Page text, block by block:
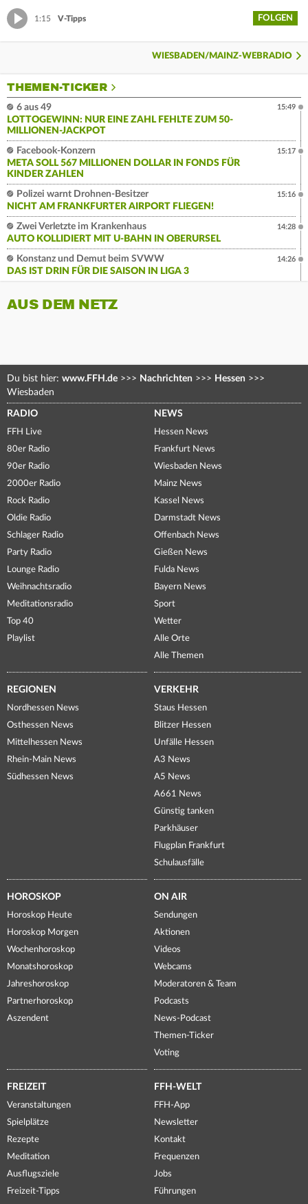
1:15 V-Tipps FOLGEN
WIESBADEN/MAINZ-WEBRADIO
THEMEN-TICKER
6 aus 49
LOTTOGEWINN: NUR EINE ZAHL FEHLTE ZUM 50-
MILLIONEN-JACKPOT
15:49
Facebook-Konzern
META SOLL 567 MILLIONEN DOLLAR IN FONDS FÜR
KINDER ZAHLEN
15:17
Polizei warnt Drohnen-Besitzer
NICHT AM FRANKFURTER AIRPORT FLIEGEN!
15:16
Zwei Verletzte im Krankenhaus
AUTO KOLLIDIERT MIT U-BAHN IN OBERURSEL
14:28
Konstanz und Demut beim SVWW
DAS IST DRIN FÜR DIE SAISON IN LIGA 3
14:26
AUS DEM NETZ
Du bist hier: www.FFH.de >>> Nachrichten >>> Hessen >>>
Wiesbaden
RADIO
FFH Live
80er Radio
90er Radio
2000er Radio
Rock Radio
Oldie Radio
Schlager Radio
Party Radio
Lounge Radio
Weihnachtsradio
Meditationsradio
Top 40
Playlist
NEWS
Hessen News
Frankfurt News
Wiesbaden News
Mainz News
Kassel News
Darmstadt News
Offenbach News
Gießen News
Fulda News
Bayern News
Sport
Wetter
Alle Orte
Alle Themen
REGIONEN
Nordhessen News
Osthessen News
Mittelhessen News
Rhein-Main News
Südhessen News
VERKEHR
Staus Hessen
Blitzer Hessen
Unfälle Hessen
A3 News
A5 News
A661 News
Günstig tanken
Parkhäuser
Flugplan Frankfurt
Schulausfälle
HOROSKOP
Horoskop Heute
Horoskop Morgen
Wochenhoroskop
Monatshoroskop
Jahreshoroskop
Partnerhoroskop
Aszendent
ON AIR
Sendungen
Aktionen
Videos
Webcams
Moderatoren & Team
Podcasts
News-Podcast
Themen-Ticker
Voting
FREIZEIT
Veranstaltungen
Spielplätze
Rezepte
Meditation
Ausflugsziele
Freizeit-Tipps
FFH-WELT
FFH-App
Newsletter
Kontakt
Frequenzen
Jobs
Führungen